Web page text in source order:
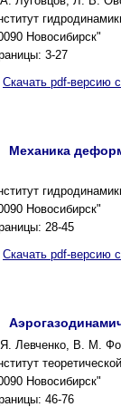
Новосибирск"
3-27
Скачать pdf-версию
Механика
Новосибирск"
28-45
Скачать pdf-версию
Левченко, В. М.
Новосибирск"
46-76